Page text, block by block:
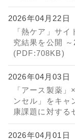
2026年04月22日
「熱ケア」サ
究結果を公開
(PDF:708KB)
2026年04月03日
「アース製薬
ンセル」をキャ
康課題に対する
2026年04月01日